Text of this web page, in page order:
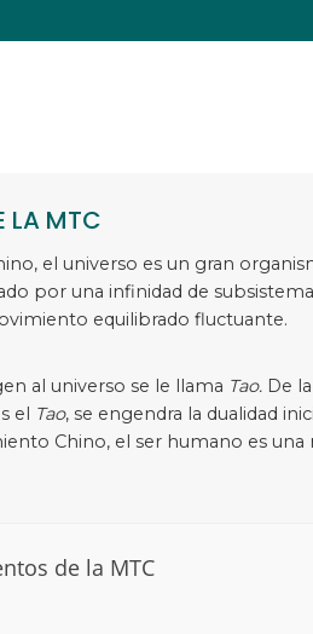
LA MTC
el universo es un gran
por una infinidad de
equilibrado fluctuante.
al universo se le llama Tao. De
el Tao, se engendra la dualidad
Chino, el ser humano es una